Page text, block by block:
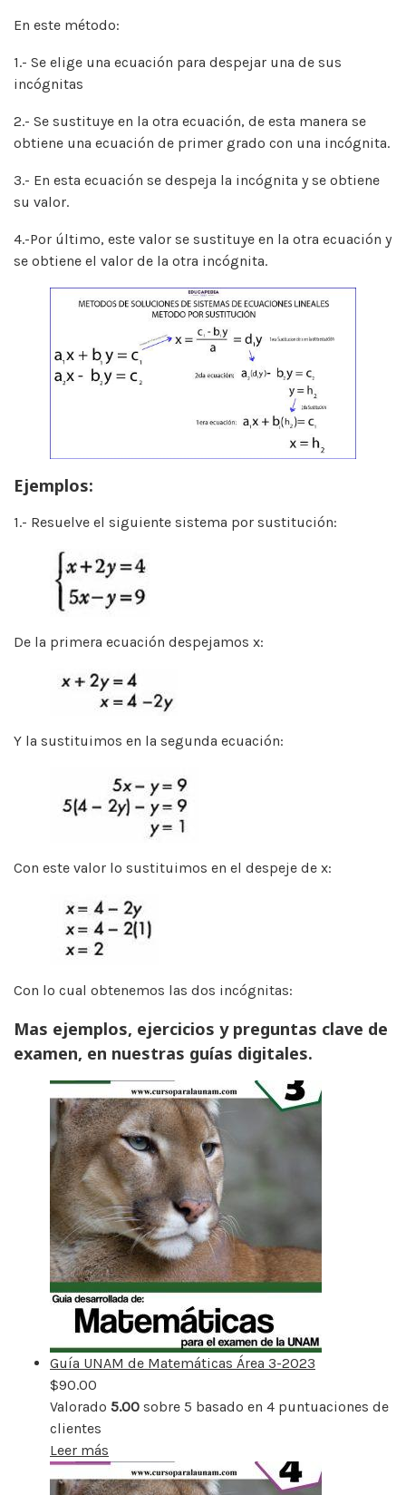
En este método:
1.- Se elige una ecuación para despejar una de sus
incógnitas
2.- Se sustituye en la otra ecuación, de esta manera se
obtiene una ecuación de primer grado con una incógnita.
3.- En esta ecuación se despeja la incógnita y se obtiene
su valor.
4.-Por último, este valor se sustituye en la otra ecuación y
se obtiene el valor de la otra incógnita.
Ejemplos:
1.- Resuelve el siguiente sistema por sustitución:
De la primera ecuación despejamos x:
Y la sustituimos en la segunda ecuación:
Con este valor lo sustituimos en el despeje de x:
Con lo cual obtenemos las dos incógnitas:
Mas ejemplos, ejercicios y preguntas clave de
examen, en nuestras guías digitales.
Guía UNAM de Matemáticas Área 3-2023
$90.00
Valorado 5.00 sobre 5 basado en 4 puntuaciones de
clientes
Leer más